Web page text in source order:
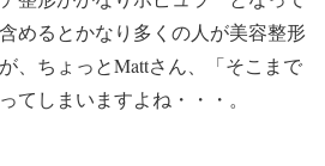
めるとかなり多くの人が美容整形
、ちょっとMattさん、
「そこまで
てしまいますよね・・・。